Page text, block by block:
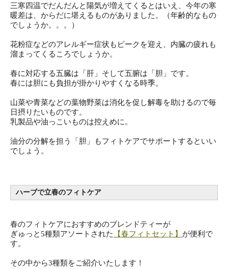
三寒四温でだんだんと陽気が増えてくるとはいえ、今年の寒
暖差は、からだに堪えるものがありました。（年齢的なもの
でしょうか。。。）
花粉症などのアレルギー症状もピークを迎え、内臓の疲れも
溜まってくるころでしょうか。
春に対応する五臓は「肝」そして五腑は「胆」です。
春には胆にも負担が掛かりやすくなる時季。
山菜や青菜などの葉物野菜は消化を促し解毒を助けるので毎
日摂り たいものです。
乳製品や油っこいものは控えめに。
油分の分解を担う「胆」
もフィトケアでサポートするといい
でしょう。
ハーブで立春のフィトケア
春のフィトケアにおすすめのブレンドティーが
ぎゅっと5種類アソートされた
【春フィトセット】 が便利で
す。
その中から3種類をご紹介いたします！